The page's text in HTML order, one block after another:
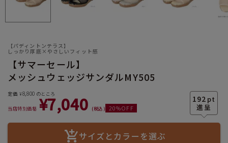
【パディントンテラス】
しっかり厚底×やさしいフィット感
【サマーセール】
メッシュウェッジサンダルMY505
192 pt
定価 ¥8,800 のところ
当店特別価格 ¥7,040 税込 20%OFF
サイズとカラーを選ぶ
サイズ
絞り込んで検索する